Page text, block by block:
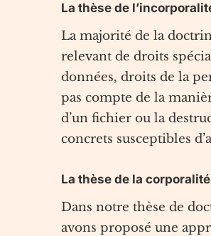
La thèse de
La majorité de la
relevant de droits
données, droits de la
pas compte de la
d’un fichier ou la
concrets susceptibles
La thèse de la
Dans notre thèse de
avons proposé une